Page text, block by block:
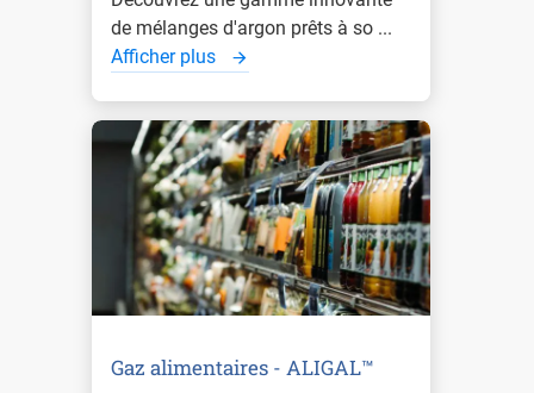
de mélanges d'argon prêts à so ...
Afficher plus
Gaz alimentaires - ALIGAL™